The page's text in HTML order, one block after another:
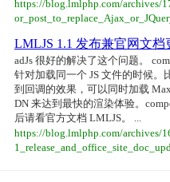
https://blog.lmlphp.com/archives/
LMLJS 1.1 发布兼官网文档
adJs 很好的解决了这个问题。
针对加载同一个 JS 文件的时候。
到回调的效果，可以同时加载
DN 来达到最快的渲染体验。
后请看官方文档 LMLJS。 ...
https://blog.lmlphp.com/archives/